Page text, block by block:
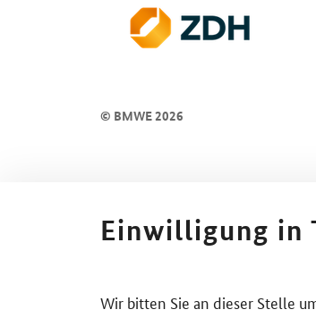
© BMWE 2026
Einwilligung in
Wir bitten Sie an dieser Stelle